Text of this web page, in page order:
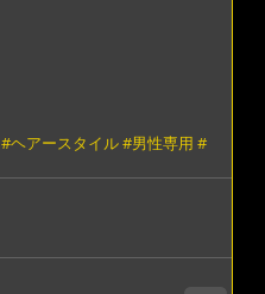
#ヘアースタイル#男性専用 #